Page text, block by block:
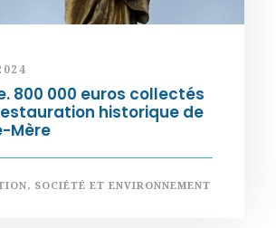
800 000 euros collectés
historique de
Mère
, SOCIÉTÉ ET ENVIRONNEMENT